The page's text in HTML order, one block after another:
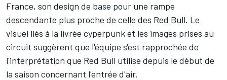
France, son design de base pour une rampe
descendante plus proche de celle des Red Bull. Le
visuel liés à la livrée cyperpunk et les images prises au
circuit suggèrent que l'équipe s'est rapprochée de
l'interprétation que Red Bull utilise depuis le début de
la saison concernant l'entrée d'air.